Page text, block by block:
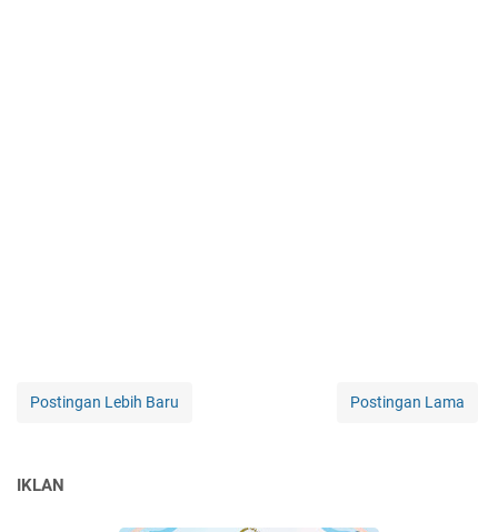
Postingan Lebih Baru Postingan Lama
IKLAN